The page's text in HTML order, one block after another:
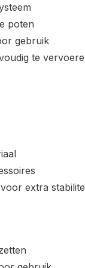
poten
gebruik
te
extra